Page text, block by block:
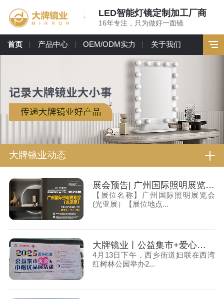
LED智能灯镜定制加工厂商
16年专注，只为做好一面镜
首页 产品中心 OEM/ODM实力 关于我们
大牌镜业动态
展会预告| 广州国际照明展览会(光亚展）大牌镜业诚邀您莅临
【展位名称】广州国际照明展览会
(光亚展）【展位地点...
大牌镜业丨公益集市+爱心捐款！携手西乡妇联探索困境妇儿帮扶新路径
4月13日下午，西乡街道妇联在西湾
红树林公园举办2...